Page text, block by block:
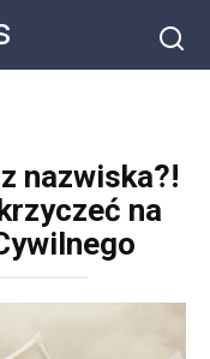
nazwiska?!
na